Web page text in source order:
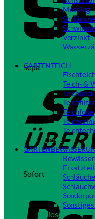
Sepa
Sofort
Messing
Verzinkt
GARTENTEICH
Fischteich
Teich- &
Teichfilter
Teichfolie
Close
Schläuche
Close